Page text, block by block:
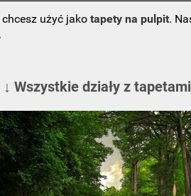
chcesz użyć jakotapety na pulpit.
↓ Wszystkie działy z